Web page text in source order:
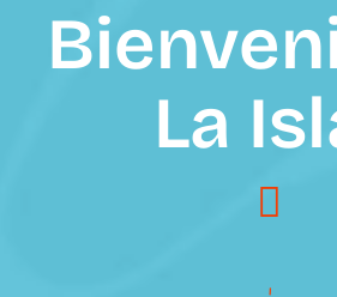
La